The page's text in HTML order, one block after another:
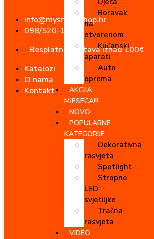
sadržaj
info@mysmartshop.hr
098/520-180
Besplatna dostava iznad 100€
Katalozi
O nama
Kontakt
Djeca
Boravak
na
otvorenom
Kućanski
aparati
Auto
oprema
AKCIJA
MJESECA!!!
NOVO
POPULARNE
KATEGORIJE
Dekorativna
rasvjeta
Spotlight
Stropne
LED
svjetiljke
Tračna
rasvjeta
VIDEO